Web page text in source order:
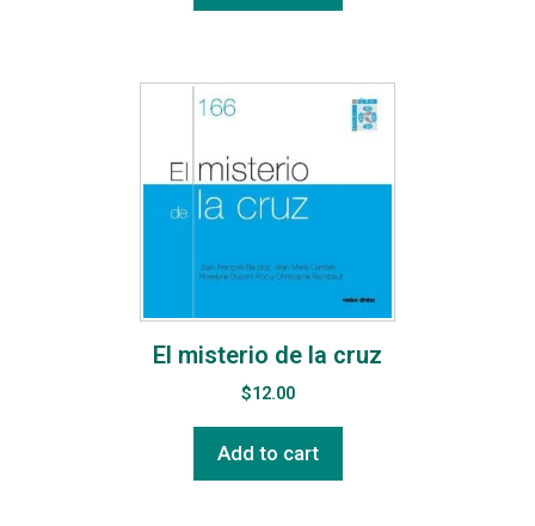
El misterio de la cruz
$12.00
Add to cart